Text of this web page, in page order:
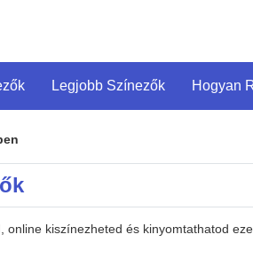
Legjobb Színezők Hogyan
online kiszínezheted és kinyomtathatod